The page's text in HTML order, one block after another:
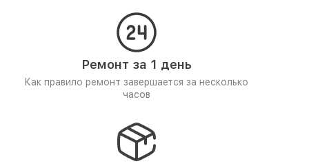
Ремонт за 1 день
Как правило ремонт завершается за несколько
часов